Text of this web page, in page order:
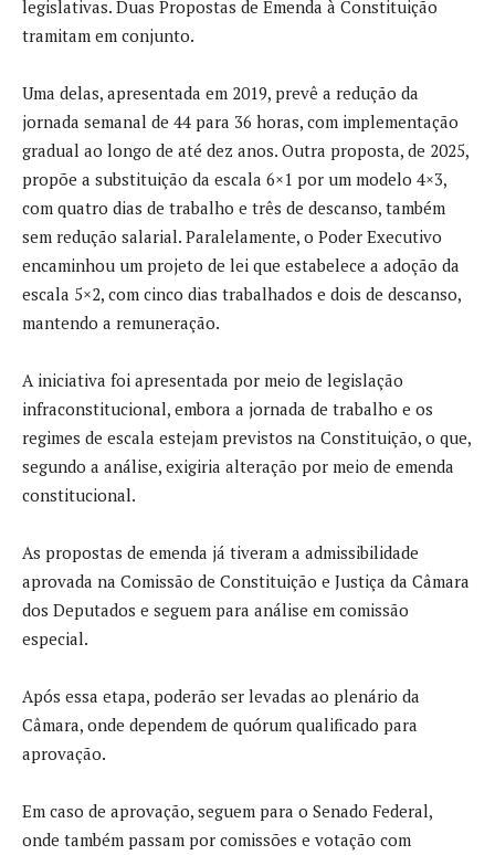
legislativas. Duas Propostas de Emenda à Constituição
tramitam em conjunto.
Uma delas, apresentada em 2019, prevê a redução da
jornada semanal de 44 para 36 horas, com implementação
gradual ao longo de até dez anos. Outra proposta, de 2025,
propõe a substituição da escala 6×1 por um modelo 4×3,
com quatro dias de trabalho e três de descanso, também
sem redução salarial. Paralelamente, o Poder Executivo
encaminhou um projeto de lei que estabelece a adoção da
escala 5×2, com cinco dias trabalhados e dois de descanso,
mantendo a remuneração.
A iniciativa foi apresentada por meio de legislação
infraconstitucional, embora a jornada de trabalho e os
regimes de escala estejam previstos na Constituição, o que,
segundo a análise, exigiria alteração por meio de emenda
constitucional.
As propostas de emenda já tiveram a admissibilidade
aprovada na Comissão de Constituição e Justiça da Câmara
dos Deputados e seguem para análise em comissão
especial.
Após essa etapa, poderão ser levadas ao plenário da
Câmara, onde dependem de quórum qualificado para
aprovação.
Em caso de aprovação, seguem para o Senado Federal,
onde também passam por comissões e votação com